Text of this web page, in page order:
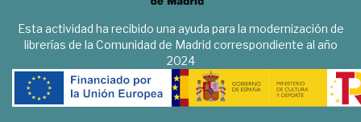
Esta actividad ha recibido una ayuda para la modernización de
librerías de la Comunidad de Madrid correspondiente al año
2024